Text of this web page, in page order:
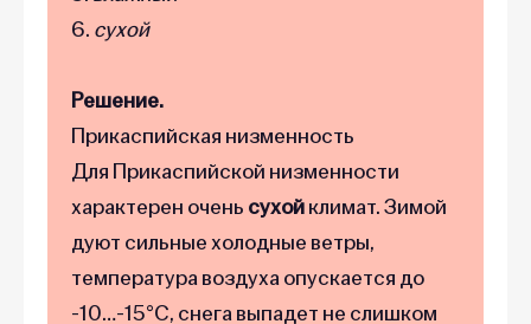
6. сухой
Решение.
Прикаспийская низменность
Для Прикаспийской низменности
характерен очень сухойклимат. Зимой
дуют сильные холодные ветры,
температура воздуха опускается до
-10…-15°С, снега выпадет не слишком